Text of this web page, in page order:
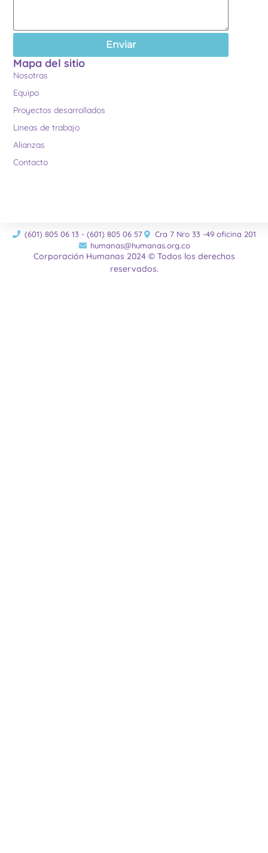
Enviar
Mapa del sitio
Nosotras
Equipo
Proyectos desarrollados
Lineas de trabajo
Alianzas
Contacto
(601) 805 06 13 - (601) 805 06 57
Cra 7 Nro 33 -49 oficina 201
humanas@humanas.org.co
Corporación Humanas 2024 © Todos los derechos
reservados.